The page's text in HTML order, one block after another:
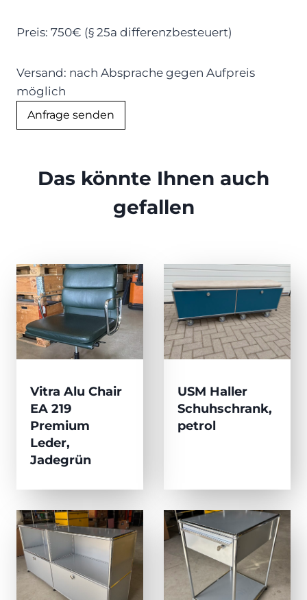
Preis: 750€ (§ 25a differenzbesteuert)
Versand: nach Absprache gegen Aufpreis
möglich
Anfrage senden
Das könnte Ihnen auch
gefallen
Vitra Alu Chair
EA 219
Premium
Leder,
Jadegrün
USM Haller
Schuhschrank,
petrol